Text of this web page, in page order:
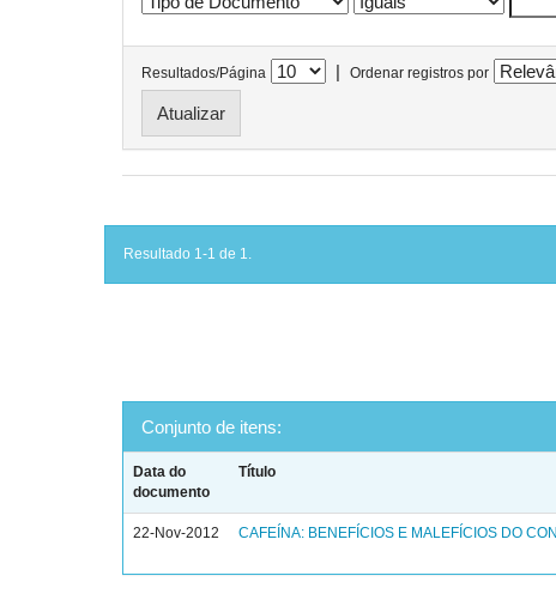
Resultados/Página | Ordenar registros por
Resultado 1-1 de 1.
Conjunto de itens:
Data do
documento
Título
22-Nov-2012 CAFEÍNA: BENEFÍCIOS E MALEFÍCIOS DO